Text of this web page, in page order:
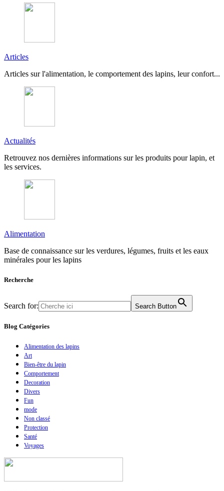
Articles
Articles sur l'alimentation, le comportement des lapins, leur confort...
Actualités
Retrouvez nos dernières informations sur les produits pour lapin, et
les services.
Alimentation
Base de connaissance sur les verdures, légumes, fruits et les eaux
minérales pour les lapins
Recherche
Search for: Search Button
Blog Catégories
Alimentation des lapins
Art
Bien-être du lapin
Comportement
Decoration
Divers
Fun
mode
Non classé
Protection
Santé
Voyages